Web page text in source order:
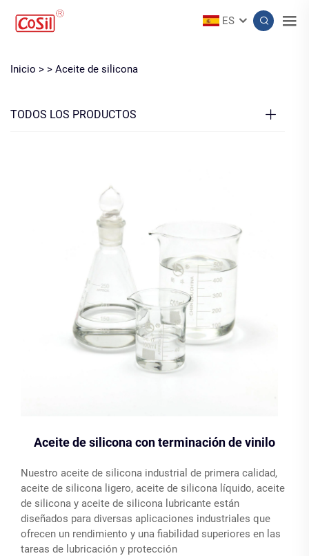
ES
Inicio > > Aceite de silicona
TODOS LOS PRODUCTOS
Aceite de silicona con terminación de vinilo
Nuestro aceite de silicona industrial de primera calidad,
aceite de silicona ligero, aceite de silicona líquido, aceite
de silicona y aceite de silicona lubricante están
diseñados para diversas aplicaciones industriales que
ofrecen un rendimiento y una fiabilidad superiores en las
tareas de lubricación y protección